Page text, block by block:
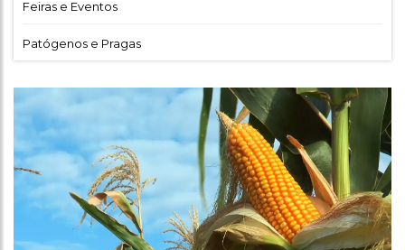
Feiras e Eventos
Patógenos e Pragas